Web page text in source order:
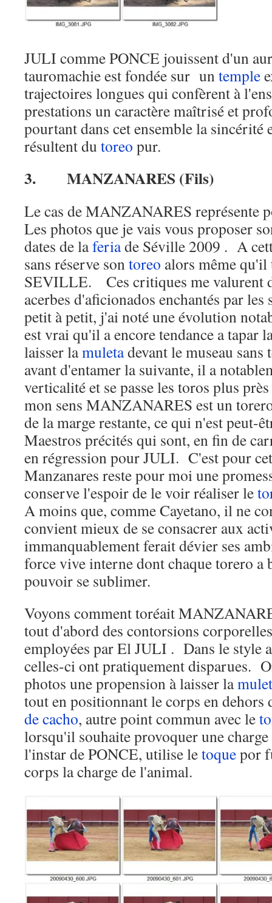
JULI comme PONCE jouissent d'un
tauromachie est fondée sur un temple
trajectoires longues qui confèrent à
prestations un caractère maîtrisé et
pourtant dans cet ensemble la
résultent du toreo pur.
3. MANZANARES (Fils)
Le cas de MANZANARES représente
Les photos que je vais vous proposer
dates de laferiade Séville 2009 . A
sans réserve son toreo alors même
SEVILLE. Ces critiques me valurent
acerbes d'aficionados enchantés par
petit à petit, j'ai noté une évolution
est vrai qu'il a encore tendance a tapar
laisser lamuletadevant le museau sans
avant d'entamer la suivante, il a
verticalité et se passe les toros plus
mon sens MANZANARES est un
de la marge restante, ce qui n'est peut-
Maestros précités qui sont, en fin de
en régression pour JULI. C'est pour
Manzanares reste pour moi une
conserve l'espoir de le voir réaliser le
A moins que, comme Cayetano, il ne
convient mieux de se consacrer aux
immanquablement ferait dévier ses
force vive interne dont chaque torero a
pouvoir se sublimer.
Voyons comment toréait
tout d'abord des contorsions
employées par El JULI . Dans le style
celles-ci ont pratiquement disparues.
photos une propension à laisser la
tout en positionnant le corps en
de cacho, autre point commun avec le
lorsqu'il souhaite provoquer une
l'instar de PONCE, utilise letoquepor
corps la charge de l'animal.